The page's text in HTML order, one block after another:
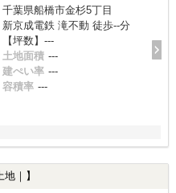
千葉県船橋市金杉5丁目
新京成電鉄 滝不動 徒歩--分
【坪数】---
土地面積 ---
建ぺい率 ---
容積率 ---
｜】